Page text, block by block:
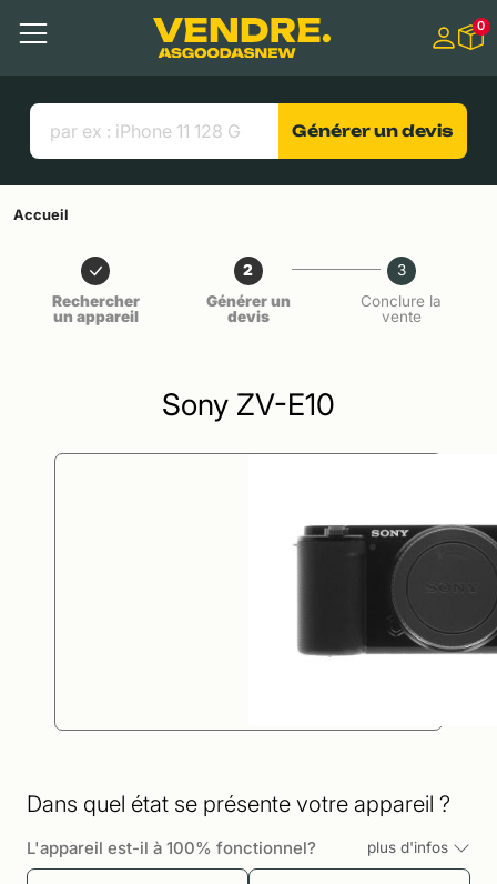
Contenu principal
Menu
Liens utiles
0
Générer un devis
Accueil
Rechercher
un appareil
2
Générer un
devis
3
Conclure la
vente
Sony ZV-E10
Dans quel état se présente votre appareil ?
L'appareil est-il à 100% fonctionnel? plus d'infos